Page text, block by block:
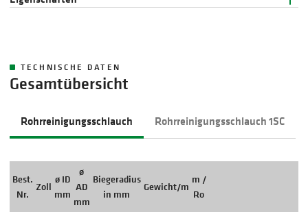
TECHNISCHE DATEN
Gesamtübersicht
Rohrreinigungsschlauch Rohrreinigungsschlauch 1SC
Best.
Nr.
Zoll
ø ID
mm
ø
AD
mm
Biegeradius
in mm
Gewicht/m
m /
Ro